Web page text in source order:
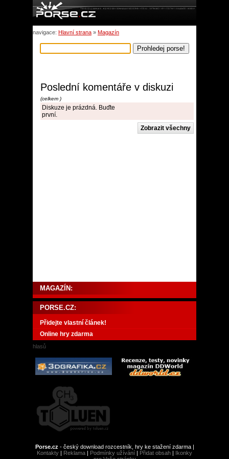
navigace: Hlavní strana » Magazín
Poslední komentáře v diskuzi
(celkem )
Diskuze je prázdná. Buďte
první.
MAGAZÍN:
PORSE.CZ:
Přidejte vlastní článek!
Online hry zdarma
hlasů
Porse.cz- český download rozcestník, hry ke stažení zdarma |
Kontakty
Reklama Podmínky užívání Přidat obsah
Ikonky